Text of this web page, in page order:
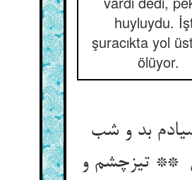
huyluydu.
şuracıkta yol
ölüyor.
بد و شب
** تیزچشم و